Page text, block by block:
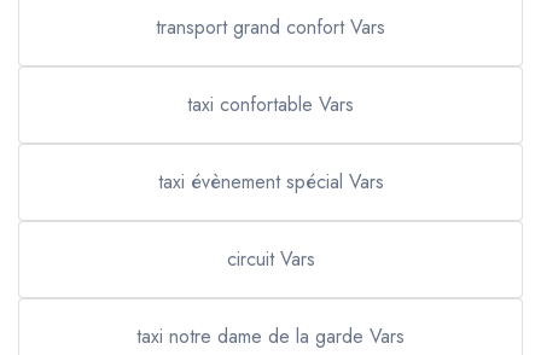
transport grand confort Vars
taxi confortable Vars
taxi évènement spécial Vars
circuit Vars
taxi notre dame de la garde Vars